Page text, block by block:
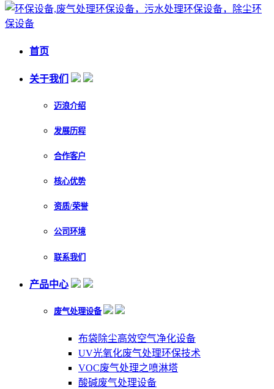
首页
关于我们
迈浪介绍
发展历程
合作客户
核心优势
资质/荣誉
公司环境
联系我们
产品中心
废气处理设备
布袋除尘高效空气净化设备
UV光氧化废气处理环保技术
VOC废气处理之喷淋塔
酸碱废气处理设备